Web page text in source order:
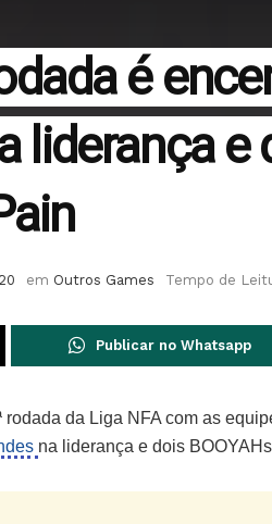
é
liderança e
em Outros Games Tempo de
Publicar no Whatsapp
da Liga NFA com as
na liderança e dois